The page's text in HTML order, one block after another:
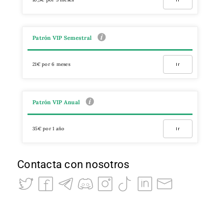
Patrón VIP Semestral
21€ por 6 meses Ir
Patrón VIP Anual
35€ por 1 año Ir
Contacta con nosotros